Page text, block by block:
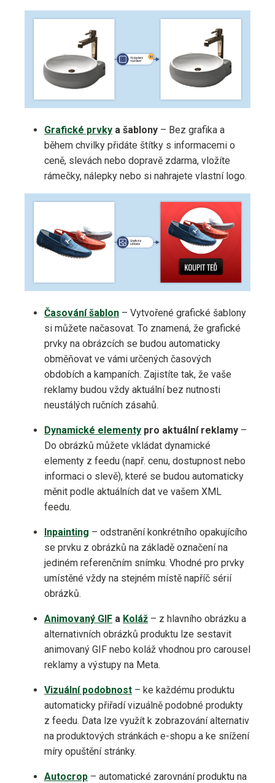
Grafické prvky a šablony – Bez grafika a
během chvilky přidáte štítky s informacemi o
ceně, slevách nebo dopravě zdarma, vložíte
rámečky, nálepky nebo si nahrajete vlastní logo.
Časování šablon – Vytvořené grafické šablony
si můžete načasovat. To znamená, že grafické
prvky na obrázcích se budou automaticky
obměňovat ve vámi určených časových
obdobích a kampaních. Zajistíte tak, že vaše
reklamy budou vždy aktuální bez nutnosti
neustálých ručních zásahů.
Dynamické elementy pro aktuální reklamy –
Do obrázků můžete vkládat dynamické
elementy z feedu (např. cenu, dostupnost nebo
informaci o slevě), které se budou automaticky
měnit podle aktuálních dat ve vašem XML
feedu.
Inpainting – odstranění konkrétního opakujícího
se prvku z obrázků na základě označení na
jediném referenčním snímku. Vhodné pro prvky
umístěné vždy na stejném místě napříč sérií
obrázků.
Animovaný GIF a Koláž – z hlavního obrázku a
alternativních obrázků produktu lze sestavit
animovaný GIF nebo koláž vhodnou pro carousel
reklamy a výstupy na Meta.
Vizuální podobnost – ke každému produktu
automaticky přiřadí vizuálně podobné produkty
z feedu. Data lze využít k zobrazování alternativ
na produktových stránkách e-shopu a ke snížení
míry opuštění stránky.
Autocrop – automatické zarovnání produktu na